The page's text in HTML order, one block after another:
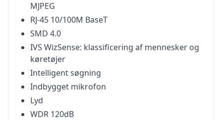
MJPEG
RJ-45 10/100M BaseT
SMD 4.0
IVS WizSense: klassificering af mennesker og
køretøjer
Intelligent søgning
Indbygget mikrofon
Lyd
WDR 120dB